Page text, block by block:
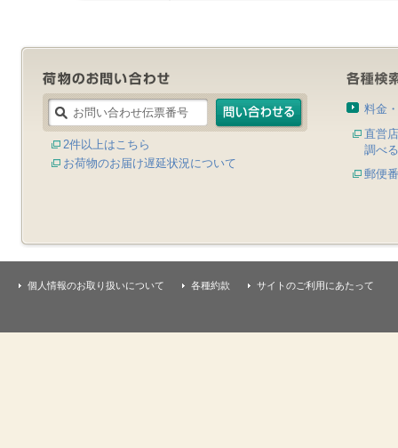
2件以上はこちら
お荷物のお届け遅延状況について
料金
直営
調べる
郵便
個人情報のお取り扱いについて 各種約款 サイトのご利用にあたって